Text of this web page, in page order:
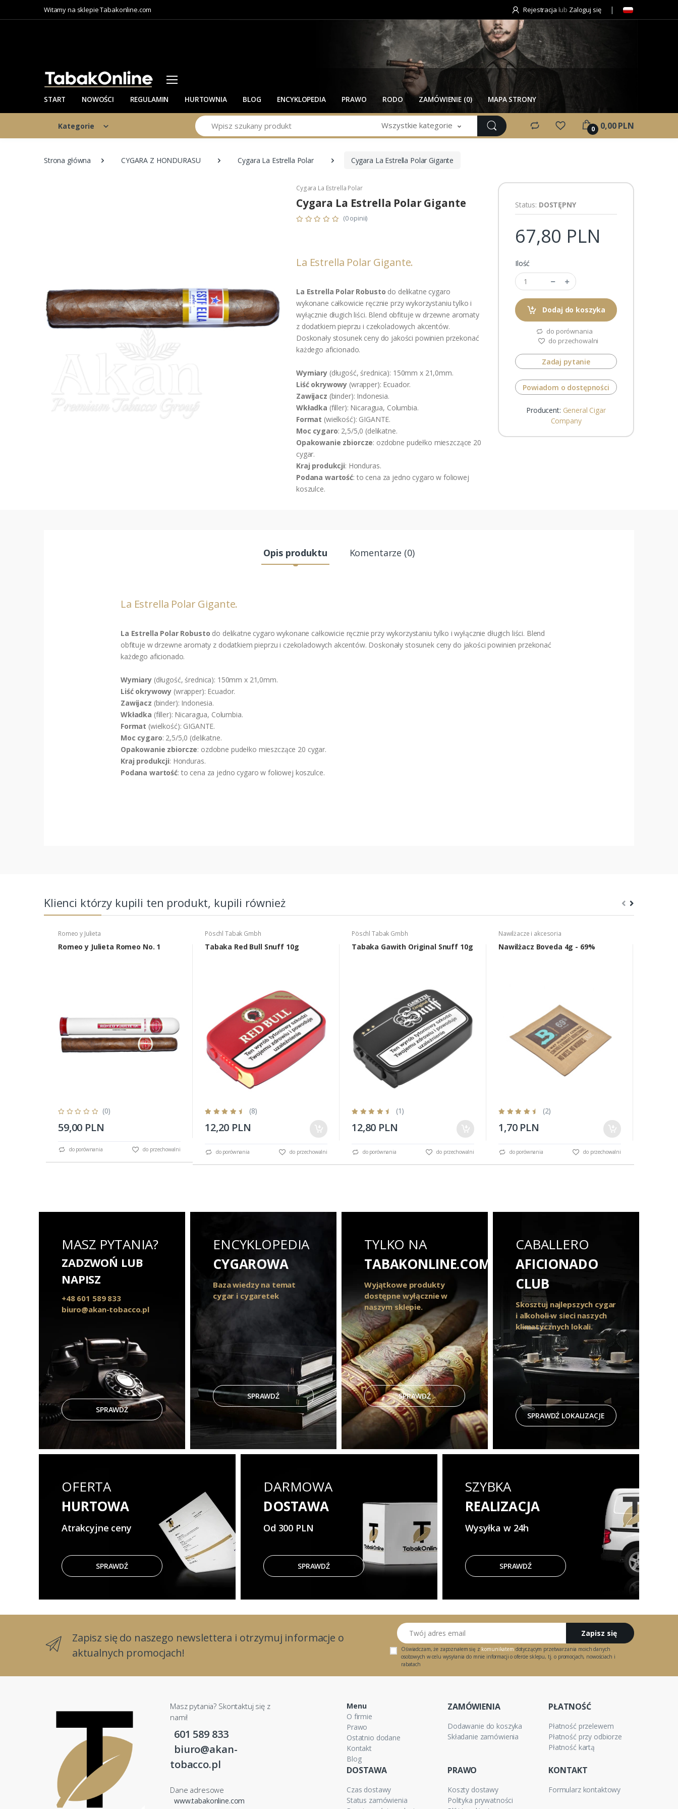
Witamy na sklepie Tabakonline.com Rejestracja lub Zaloguj się
START NOWOŚCI REGULAMIN HURTOWNIA BLOG ENCYKLOPEDIA PRAWO RODO ZAMÓWIENIE (0) MAPA STRONY
Kategorie
Szukaj Wszystkie kategorie 0 0,00 PLN
Strona główna CYGARA Z HONDURASU Cygara La Estrella Polar Cygara La Estrella Polar Gigante
Cygara La Estrella Polar
Cygara La Estrella Polar Gigante
(0 opinii)
La Estrella Polar Gigante.
La Estrella Polar Robusto do delikatne cygaro
wykonane całkowicie ręcznie przy wykorzystaniu tylko i
wyłącznie długich liści. Blend obfituje w drzewne aromaty
z dodatkiem pieprzu i czekoladowych akcentów.
Doskonały stosunek ceny do jakości powinien przekonać
każdego aficionado.
Wymiary (długość, średnica): 150mm x 21,0mm.
Liść okrywowy (wrapper): Ecuador.
Zawijacz (binder): Indonesia.
Wkładka (filler): Nicaragua, Columbia.
Format (wielkość): GIGANTE.
Moc cygaro: 2,5/5,0 (delikatne.
Opakowanie zbiorcze: ozdobne pudełko mieszczące 20
cygar.
Kraj produkcji: Honduras.
Podana wartość: to cena za jedno cygaro w foliowej
koszulce.
Status: DOSTĘPNY
67,80 PLN
Ilość
Dodaj do koszyka
do porównania
do przechowalni
Zadaj pytanie
Powiadom o dostępności
Producent: General Cigar
Company
Opis produktu Komentarze (0)
La Estrella Polar Gigante.
La Estrella Polar Robusto do delikatne cygaro wykonane całkowicie ręcznie przy wykorzystaniu tylko i wyłącznie długich liści. Blend
obfituje w drzewne aromaty z dodatkiem pieprzu i czekoladowych akcentów. Doskonały stosunek ceny do jakości powinien przekonać
każdego aficionado.
Wymiary (długość, średnica): 150mm x 21,0mm.
Liść okrywowy (wrapper): Ecuador.
Zawijacz (binder): Indonesia.
Wkładka (filler): Nicaragua, Columbia.
Format (wielkość): GIGANTE.
Moc cygaro: 2,5/5,0 (delikatne.
Opakowanie zbiorcze: ozdobne pudełko mieszczące 20 cygar.
Kraj produkcji: Honduras.
Podana wartość: to cena za jedno cygaro w foliowej koszulce.
Klienci którzy kupili ten produkt, kupili również
Romeo y Julieta
Romeo y Julieta Romeo No. 1
(0)
59,00 PLN
do porównania do przechowalni
Pöschl Tabak Gmbh
Tabaka Red Bull Snuff 10g
(8)
12,20 PLN
do porównania do przechowalni
Pöschl Tabak Gmbh
Tabaka Gawith Original Snuff 10g
(1)
12,80 PLN
do porównania do przechowalni
Nawilżacze i akcesoria
Nawilżacz Boveda 4g - 69%
(2)
1,70 PLN
do porównania do przechowalni
MASZ PYTANIA?
ZADZWOŃ LUB
NAPISZ
+48 601 589 833
biuro@akan-tobacco.pl
SPRAWDŹ
ENCYKLOPEDIA
CYGAROWA
Baza wiedzy na temat
cygar i cygaretek
SPRAWDŹ
TYLKO NA
TABAKONLINE.COM
Wyjątkowe produkty
dostępne wyłącznie w
naszym sklepie.
SPRAWDŹ
CABALLERO
AFICIONADO
CLUB
Skosztuj najlepszych cygar
i alkoholi w sieci naszych
klimatycznych lokali.
SPRAWDŹ LOKALIZACJE
OFERTA
HURTOWA
Atrakcyjne ceny
SPRAWDŹ
DARMOWA
DOSTAWA
Od 300 PLN
SPRAWDŹ
SZYBKA
REALIZACJA
Wysyłka w 24h
SPRAWDŹ
Zapisz się do naszego newslettera i otrzymuj informacje o
aktualnych promocjach!
Twój adres email
Zapisz się
Oświadczam, że zapoznałem się z komunikatem dotyczącym przetwarzania moich danych
osobowych w celu wysyłania do mnie informacji o ofercie sklepu, tj. o promocjach, nowościach i
rabatach
Masz pytania? Skontaktuj się z
nami!
601 589 833
biuro@akan-
tobacco.pl
Dane adresowe
www.tabakonline.com
Menu
O firmie
Prawo
Ostatnio dodane
Kontakt
Blog
ZAMÓWIENIA
Dodawanie do koszyka
Składanie zamówienia
PŁATNOŚĆ
Płatność przelewem
Płatność przy odbiorze
Płatność kartą
DOSTAWA
Czas dostawy
Status zamówienia
PRAWO
Koszty dostawy
Polityka prywatności
KONTAKT
Formularz kontaktowy